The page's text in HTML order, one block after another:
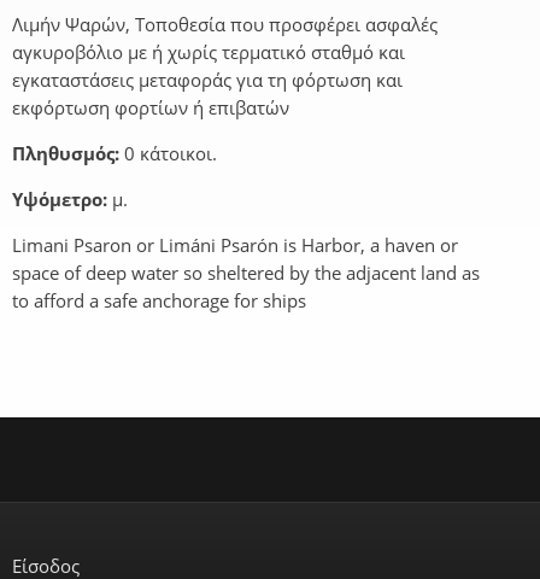
Λιμήν Ψαρών, Τοποθεσία που προσφέρει ασφαλές
αγκυροβόλιο με ή χωρίς τερματικό σταθμό και
εγκαταστάσεις μεταφοράς για τη φόρτωση και
εκφόρτωση φορτίων ή επιβατών
Πληθυσμός: 0 κάτοικοι.
Υψόμετρο: μ.
Limani Psaron or Limáni Psarón is Harbor, a haven or
space of deep water so sheltered by the adjacent land as
to afford a safe anchorage for ships
Είσοδος